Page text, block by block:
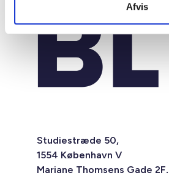
Afvis
Studiestræde 50,
1554 København V
Mariane Thomsens Gade 2F,